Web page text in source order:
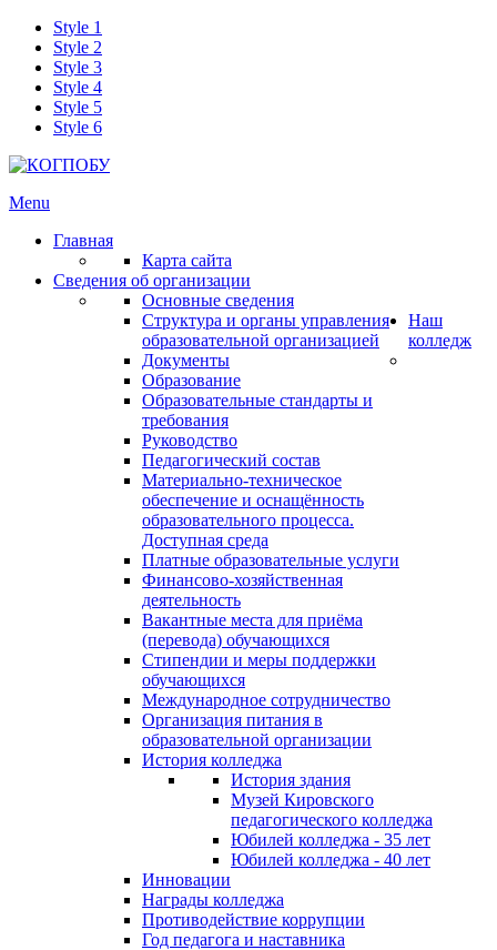
Style 1
Style 2
Style 3
Style 4
Style 5
Style 6
Menu
Главная
Карта сайта
Сведения об организации
Основные сведения
Структура и органы управления
образовательной организацией
Документы
Образование
Образовательные стандарты и
требования
Руководство
Педагогический состав
Материально-техническое
обеспечение и оснащённость
образовательного процесса.
Доступная среда
Платные образовательные услуги
Финансово-хозяйственная
деятельность
Вакантные места для приёма
(перевода) обучающихся
Стипендии и меры поддержки
обучающихся
Международное сотрудничество
Организация питания в
образовательной организации
Наш
колледж
История колледжа
История здания
Музей Кировского
педагогического колледжа
Юбилей колледжа - 35 лет
Юбилей колледжа - 40 лет
Инновации
Награды колледжа
Противодействие коррупции
Год педагога и наставника